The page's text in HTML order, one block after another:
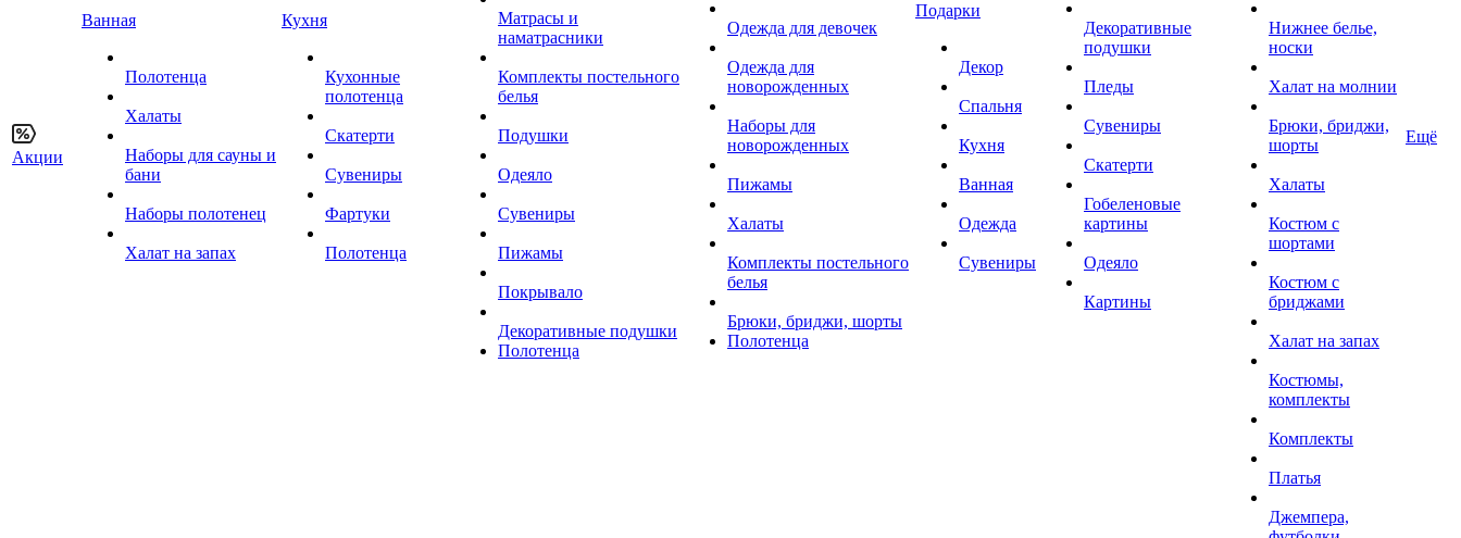
Акции
Ванная
Полотенца
Халаты
Наборы для сауны и
бани
Наборы полотенец
Халат на запах
Кухня
Кухонные
полотенца
Скатерти
Сувениры
Фартуки
Полотенца
Матрасы и
наматрасники
Комплекты постельного
белья
Подушки
Одеяло
Сувениры
Пижамы
Покрывало
Декоративные подушки
Полотенца
Одежда для девочек
Одежда для
новорожденных
Наборы для
новорожденных
Пижамы
Халаты
Комплекты постельного
белья
Брюки, бриджи, шорты
Полотенца
Подарки
Декор
Спальня
Кухня
Ванная
Одежда
Сувениры
Декоративные
подушки
Пледы
Сувениры
Скатерти
Гобеленовые
картины
Одеяло
Картины
Нижнее белье,
носки
Халат на молнии
Брюки, бриджи,
шорты
Халаты
Костюм с
шортами
Костюм с
бриджами
Халат на запах
Костюмы,
комплекты
Комплекты
Платья
Джемпера,
Ещё